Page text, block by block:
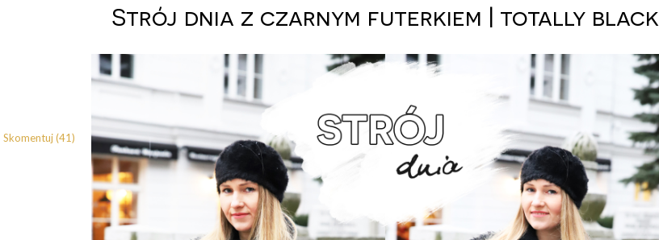
Strój dnia z czarnym futerkiem | totally black
Skomentuj (41)